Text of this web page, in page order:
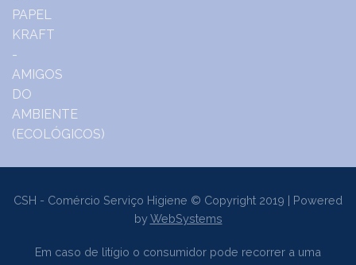
CSH - Comércio Serviço Higiene © Copyright 2019 | Powered
byWebSystems
Em caso de litígio o consumidor pode recorrer a uma